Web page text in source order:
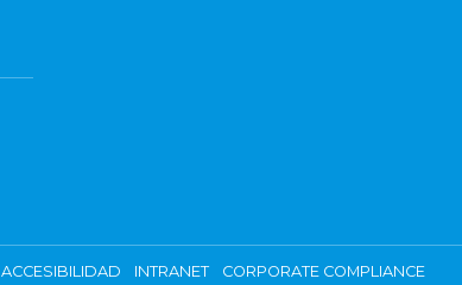
ACCESIBILIDAD INTRANET CORPORATE COMPLIANCE